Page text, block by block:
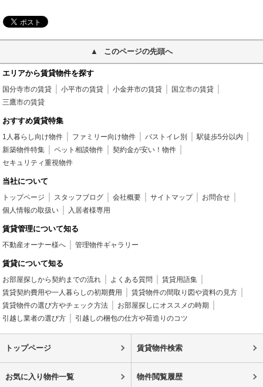
このページの先頭へ
エリアから賃貸物件を探す
国分寺市の賃貸 小平市の賃貸 小金井市の賃貸
国立市の賃貸
三鷹市の賃貸
おすすめ賃貸特集
1人暮らし向け物件 ファミリー向け物件 バストイレ別
駅徒歩5分以内
新築物件特集
ペット相談物件
契約金が安い！物件
セキュリティ重視物件
当社について
トップページ スタッフブログ 会社概要 サイトマップ
お問合せ
個人情報の取扱い
入居者様専用
賃貸管理について知る
不動産オーナー様へ 管理物件ギャラリー
賃貸について知る
お部屋探しから契約までの流れ よくある質問
賃貸用語集
賃貸契約費用や一人暮らしの初期費用
賃貸物件の間取り図や資料の見方
賃貸物件の選び方やチェック方法
お部屋探しにオススメの時期
引越し業者の選び方
引越しの梱包の仕方や荷造りのコツ
トップページ 賃貸物件検索
お気に入り物件一覧 物件閲覧履歴